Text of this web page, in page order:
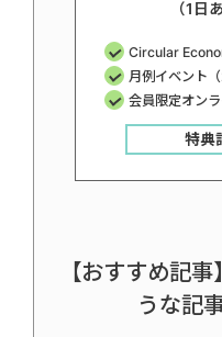
（1日
Circular
月例イベント
会員限定オン
特典
【おすすめ記
うな記